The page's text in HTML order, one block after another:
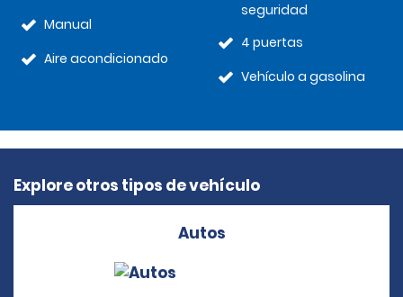
Manual
Aire acondicionado
seguridad
4 puertas
Vehículo a gasolina
Explore otros tipos de vehículo
Autos